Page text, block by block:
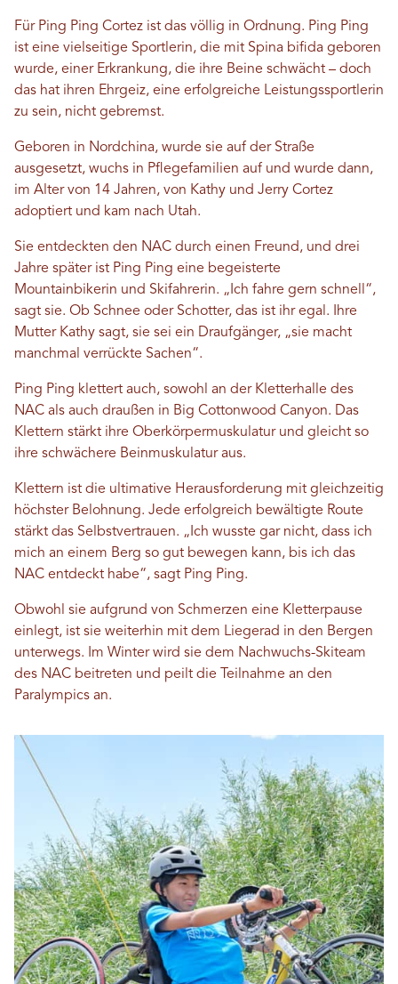
Für Ping Ping Cortez ist das völlig in Ordnung. Ping Ping
ist eine vielseitige Sportlerin, die mit Spina bifida geboren
wurde, einer Erkrankung, die ihre Beine schwächt – doch
das hat ihren Ehrgeiz, eine erfolgreiche Leistungssportlerin
zu sein, nicht gebremst.
Geboren in Nordchina, wurde sie auf der Straße
ausgesetzt, wuchs in Pflegefamilien auf und wurde dann,
im Alter von 14 Jahren, von Kathy und Jerry Cortez
adoptiert und kam nach Utah.
Sie entdeckten den NAC durch einen Freund, und drei
Jahre später ist Ping Ping eine begeisterte
Mountainbikerin und Skifahrerin. „Ich fahre gern schnell“,
sagt sie. Ob Schnee oder Schotter, das ist ihr egal. Ihre
Mutter Kathy sagt, sie sei ein Draufgänger, „sie macht
manchmal verrückte Sachen“.
Ping Ping klettert auch, sowohl an der Kletterhalle des
NAC als auch draußen in Big Cottonwood Canyon. Das
Klettern stärkt ihre Oberkörpermuskulatur und gleicht so
ihre schwächere Beinmuskulatur aus.
Klettern ist die ultimative Herausforderung mit gleichzeitig
höchster Belohnung. Jede erfolgreich bewältigte Route
stärkt das Selbstvertrauen. „Ich wusste gar nicht, dass ich
mich an einem Berg so gut bewegen kann, bis ich das
NAC entdeckt habe“, sagt Ping Ping.
Obwohl sie aufgrund von Schmerzen eine Kletterpause
einlegt, ist sie weiterhin mit dem Liegerad in den Bergen
unterwegs. Im Winter wird sie dem Nachwuchs-Skiteam
des NAC beitreten und peilt die Teilnahme an den
Paralympics an.